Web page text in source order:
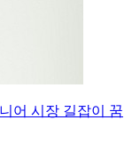
어 시장 길잡이 꿈